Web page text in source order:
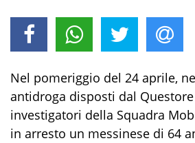
Nel pomeriggio del 24 aprile,
antidroga disposti dal
investigatori della Squadra
in arresto un messinese di 64